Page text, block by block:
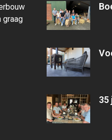
graag
35